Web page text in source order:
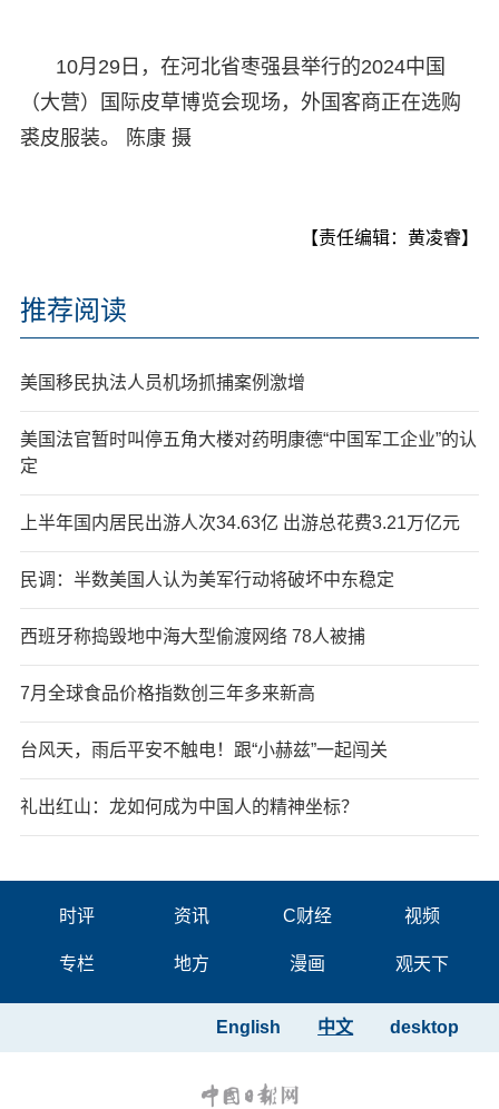
10月29日，在河北省枣强县举行的2024中国
（大营）国际皮草博览会现场，外国客商正在选购
裘皮服装。 陈康 摄
【责任编辑：黄凌睿】
推荐阅读
美国移民执法人员机场抓捕案例激增
美国法官暂时叫停五角大楼对药明康德“中国军工企业”的认
定
上半年国内居民出游人次34.63亿 出游总花费3.21万亿元
民调：半数美国人认为美军行动将破坏中东稳定
西班牙称捣毁地中海大型偷渡网络 78人被捕
7月全球食品价格指数创三年多来新高
台风天，雨后平安不触电！跟“小赫兹”一起闯关
礼出红山：龙如何成为中国人的精神坐标？
时评 资讯 C财经 视频
专栏 地方 漫画 观天下
desktop
中文
English